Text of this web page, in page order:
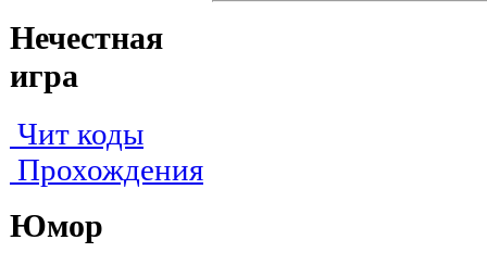
Нечестная
игра
Чит коды
Прохождения
Юмор